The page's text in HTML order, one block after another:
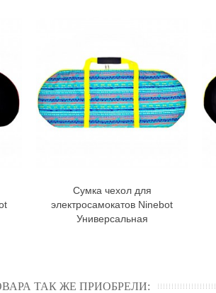
В корзину
Сумка чехол для
электросамокатов Ninebot
Универсальная
ТАК ЖЕ ПРИОБРЕЛИ: